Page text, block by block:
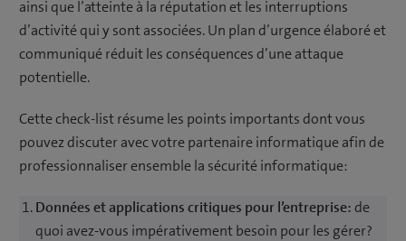
ainsi que l’atteinte à la réputation et les interruptions
d’activité qui y sont associées. Un plan d’urgence élaboré et
communiqué réduit les conséquences d’une attaque
potentielle.
Cette check-list résume les points importants dont vous
pouvez discuter avec votre partenaire informatique afin de
professionnaliser ensemble la sécurité informatique:
Données et applications critiques pour l’entreprise:de
quoi avez-vous impérativement besoin pour les gérer?